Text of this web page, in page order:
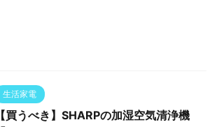
生活家電
【買うべき】SHARPの加湿空気清浄機